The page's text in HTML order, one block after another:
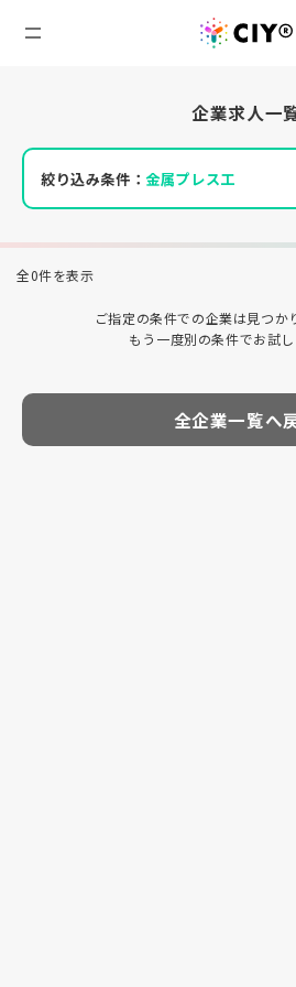
企業求人一
絞り込み条件：金属プレス工
全0件を表示
ご指定の条件での企業は見つか
もう一度別の条件でお試し
全企業一覧へ